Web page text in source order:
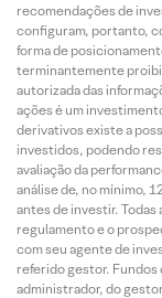
recomendações de
configuram, portanto,
forma de
terminantemente
autorizada das
ações é um
derivativos existe a
investidos, podendo
avaliação da
análise de, no mínimo,
antes de investir.
regulamento e o
com seu agente de
referido gestor.
administrador, do